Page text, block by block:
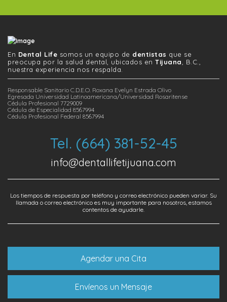
En Dental Life somos un equipo de dentistas que se
preocupa por la salud dental, ubicados en Tijuana, B.C.,
nuestra experiencia nos respalda.
Responsable Sanitario C.D.E.O. Roxana Evelyn Estrada Olivo
Egresada Universidad Latinoamericana/Universidad Rosaritense
Cédula Profesional 7729009
Cédula de Especialidad 8567994
Cédula Profesional Federal 8567994
Tel. (664) 381-52-45
info@dentallifetijuana.com
Los tiempos de respuesta por teléfono y correo electrónico pueden variar. Su
llamada o correo electrónico es muy importante para nosotros, estamos
contentos de ayudarle.
Agendar una Cita
Envíenos un Mensaje